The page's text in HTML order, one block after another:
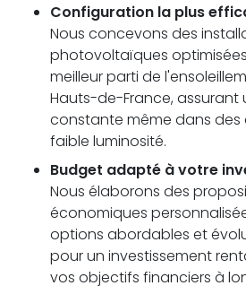
Configuration la plus
Nous concevons des
photovoltaïques
meilleur parti de
Hauts-de-France,
constante même dans des
faible luminosité.
Budget adapté à votre
Nous élaborons des
économiques
options abordables et
pour un investissement
vos objectifs financiers à